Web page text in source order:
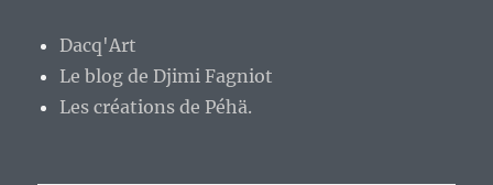
Dacq'Art
Le blog de Djimi Fagniot
Les créations de Péhä.